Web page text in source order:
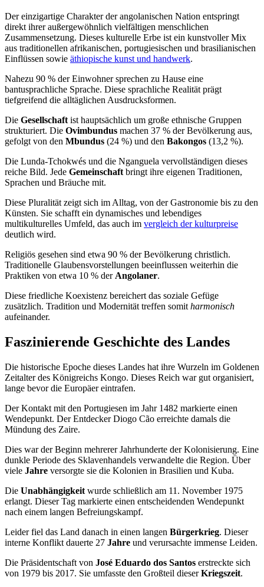
Der einzigartige Charakter der angolanischen Nation entspringt
direkt ihrer außergewöhnlich vielfältigen menschlichen
Zusammensetzung. Dieses kulturelle Erbe ist ein kunstvoller Mix
aus traditionellen afrikanischen, portugiesischen und brasilianischen
Einflüssen sowie äthiopische kunst und handwerk.
Nahezu 90 % der Einwohner sprechen zu Hause eine
bantusprachliche Sprache. Diese sprachliche Realität prägt
tiefgreifend die alltäglichen Ausdrucksformen.
Die Gesellschaft ist hauptsächlich um große ethnische Gruppen
strukturiert. Die Ovimbundus machen 37 % der Bevölkerung aus,
gefolgt von den Mbundus (24 %) und den Bakongos (13,2 %).
Die Lunda-Tchokwés und die Nganguela vervollständigen dieses
reiche Bild. Jede Gemeinschaft bringt ihre eigenen Traditionen,
Sprachen und Bräuche mit.
Diese Pluralität zeigt sich im Alltag, von der Gastronomie bis zu den
Künsten. Sie schafft ein dynamisches und lebendiges
multikulturelles Umfeld, das auch im vergleich der kulturpreise
deutlich wird.
Religiös gesehen sind etwa 90 % der Bevölkerung christlich.
Traditionelle Glaubensvorstellungen beeinflussen weiterhin die
Praktiken von etwa 10 % der Angolaner.
Diese friedliche Koexistenz bereichert das soziale Gefüge
zusätzlich. Tradition und Modernität treffen somit harmonisch
aufeinander.
Faszinierende Geschichte des Landes
Die historische Epoche dieses Landes hat ihre Wurzeln im Goldenen
Zeitalter des Königreichs Kongo. Dieses Reich war gut organisiert,
lange bevor die Europäer eintrafen.
Der Kontakt mit den Portugiesen im Jahr 1482 markierte einen
Wendepunkt. Der Entdecker Diogo Cão erreichte damals die
Mündung des Zaire.
Dies war der Beginn mehrerer Jahrhunderte der Kolonisierung. Eine
dunkle Periode des Sklavenhandels verwandelte die Region. Über
viele Jahre versorgte sie die Kolonien in Brasilien und Kuba.
Die Unabhängigkeit wurde schließlich am 11. November 1975
erlangt. Dieser Tag markierte einen entscheidenden Wendepunkt
nach einem langen Befreiungskampf.
Leider fiel das Land danach in einen langen Bürgerkrieg. Dieser
interne Konflikt dauerte 27 Jahre und verursachte immense Leiden.
Die Präsidentschaft von José Eduardo dos Santos erstreckte sich
von 1979 bis 2017. Sie umfasste den Großteil dieserKriegszeit.